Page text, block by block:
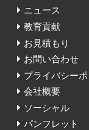
ニュース
教育貢献
お見積もり
お問い合わせ
プライバシー
会社概要
ソーシャル
パンフレット